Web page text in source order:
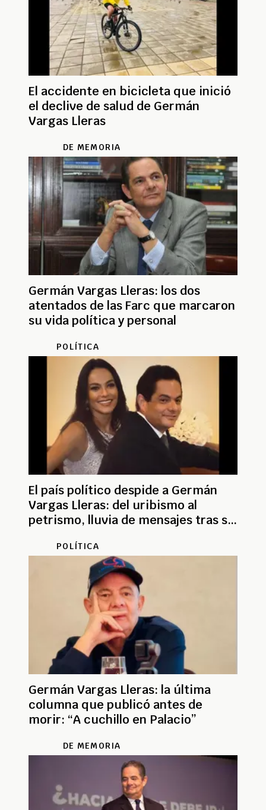
El accidente en bicicleta que inició
el declive de salud de Germán
Vargas Lleras
DE MEMORIA
Germán Vargas Lleras: los dos
atentados de las Farc que marcaron
su vida política y personal
POLÍTICA
El país político despide a Germán
Vargas Lleras: del uribismo al
petrismo, lluvia de mensajes tras su
POLÍTICA
Germán Vargas Lleras: la última
columna que publicó antes de
morir: “A cuchillo en Palacio”
DE MEMORIA